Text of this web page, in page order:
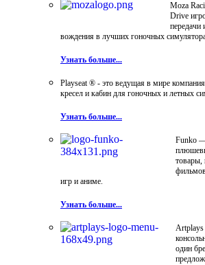
Moza
Drive
передачи
вождения в лучших гоночных
Узнать больше...
Playseat ® - это ведущая в мире
кресел и кабин для гоночных и летных
Узнать больше...
Funko
товары,
игр и аниме.
Узнать больше...
Artplays
один